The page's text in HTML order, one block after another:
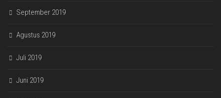
September 2019
Agustus 2019
Juli 2019
Juni 2019